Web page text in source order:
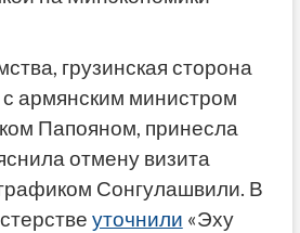
грузинская сторона
армянским министром
Папояном, принесла
отмену визита
Сонгулашвили. В
уточнили «Эху